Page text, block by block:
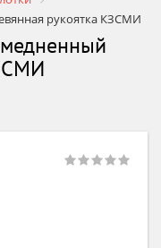
рукоятка КЗСМИ